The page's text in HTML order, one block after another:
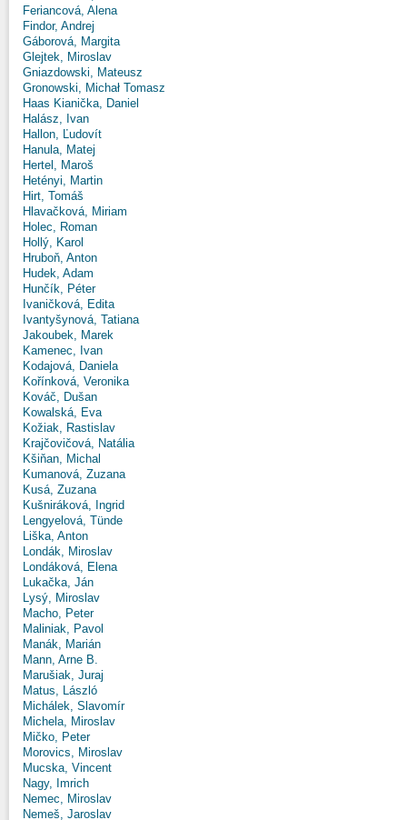
Feriancová, Alena
Findor, Andrej
Gáborová, Margita
Glejtek, Miroslav
Gniazdowski, Mateusz
Gronowski, Michał Tomasz
Haas Kianička, Daniel
Halász, Ivan
Hallon, Ľudovít
Hanula, Matej
Hertel, Maroš
Hetényi, Martin
Hirt, Tomáš
Hlavačková, Miriam
Holec, Roman
Hollý, Karol
Hruboň, Anton
Hudek, Adam
Hunčík, Péter
Ivaničková, Edita
Ivantyšynová, Tatiana
Jakoubek, Marek
Kamenec, Ivan
Kodajová, Daniela
Kořínková, Veronika
Kováč, Dušan
Kowalská, Eva
Kožiak, Rastislav
Krajčovičová, Natália
Kšiňan, Michal
Kumanová, Zuzana
Kusá, Zuzana
Kušniráková, Ingrid
Lengyelová, Tünde
Liška, Anton
Londák, Miroslav
Londáková, Elena
Lukačka, Ján
Lysý, Miroslav
Macho, Peter
Maliniak, Pavol
Manák, Marián
Mann, Arne B.
Marušiak, Juraj
Matus, László
Michálek, Slavomír
Michela, Miroslav
Mičko, Peter
Morovics, Miroslav
Mucska, Vincent
Nagy, Imrich
Nemec, Miroslav
Nemeš, Jaroslav